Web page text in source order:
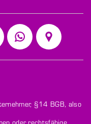
§14 BGB, also